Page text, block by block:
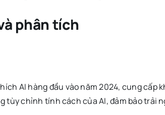
phân tích
AI hàng đầu vào năm 2024, cung cấp
chỉnh tính cách của AI, đảm bảo trải